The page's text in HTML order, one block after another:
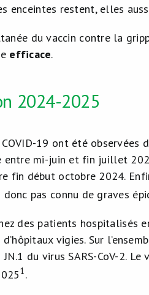
enceintes restent, elles
du vaccin contre la
efficace.
2024-2025
19 ont été observées
entre mi-juin et fin juillet
fin début octobre 2024.
pas connu de graves
des patients hospitalisés
d’hôpitaux vigies. Sur
du virus SARS-CoV-2.
1.